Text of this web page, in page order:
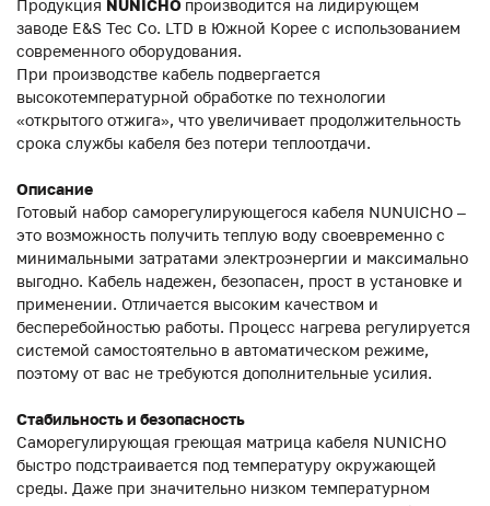
Продукция NUNICHO производится на лидирующем
заводе E&S Tec Co. LTD в Южной Корее с использованием
современного оборудования.
При производстве кабель подвергается
высокотемпературной обработке по технологии
«открытого отжига», что увеличивает продолжительность
срока службы кабеля без потери теплоотдачи.
Описание
Готовый набор саморегулирующегося кабеля NUNUICHO –
это возможность получить теплую воду своевременно с
минимальными затратами электроэнергии и максимально
выгодно. Кабель надежен, безопасен, прост в установке и
применении. Отличается высоким качеством и
бесперебойностью работы. Процесс нагрева регулируется
системой самостоятельно в автоматическом режиме,
поэтому от вас не требуются дополнительные усилия.
Стабильность и безопасность
Саморегулирующая греющая матрица кабеля NUNICHO
быстро подстраивается под температуру окружающей
среды. Даже при значительно низком температурном